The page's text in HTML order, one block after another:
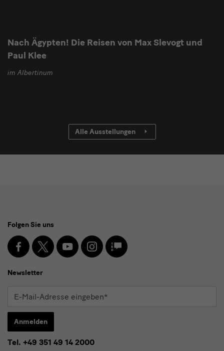
Nach Ägypten! Die Reisen von Max Slevogt und
Paul Klee
im Albertinum
Alle Ausstellungen
Media
und
Newsletter
Folgen Sie uns
Facebook
X YoutubeInstagramSKD
Blog
Newsletter
E-
Adresse
Anmelden
* Pflichtfeld
Tel. +49 351 49 14 2000